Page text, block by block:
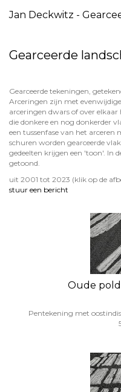
Gearceerde
Gearceerde tekeningen,
Arceringen zijn met
arceringen dwars of over
die donkere en nog donkerder
een tussenfase van het
schuren worden gearceerde
gedeelten krijgen een 'toon'. In
getoond.
uit 2001 tot 2023 (klik op de
stuur een bericht
Oude
Pentekening met